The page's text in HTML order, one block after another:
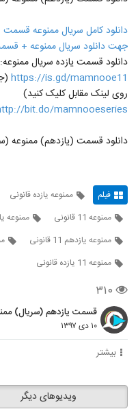
دانلود کامل سریال ممنوعه قسمت 11 اینجا کلیک کنید
جهت دانلود سریال ممنوعه +
دانلود قسمت یازده سریال ممنوعه:
https://is.gd/mamnooe11
روی لینک مقابل کلیک کنید)
bit.do/mamnooeseries
دانلود قسمت (یازدهم) ممنوعه
فیلم ممنوعه یازده قانونی
ممنوعه 11 قانونی
ممنوعه یازده
ممنوعه یازدهم 11 قانونی
ممنوعه 11 یازده قانونی
۳۱۰
قسمت یازدهم (سریال)
۱۰ دی ۱۳۹۷
بیشتر
ویدیوهای دیگر